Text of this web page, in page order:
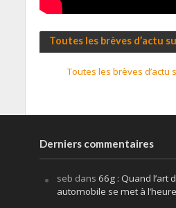
Toutes les brèves d’actu
Toutes les brèves d’actu
Derniers commentaires
seb dans 66g : Quand l’art
automobile se met à